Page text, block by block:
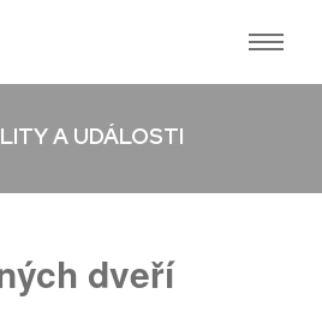
A UDÁLOSTI
dveří